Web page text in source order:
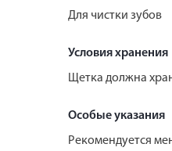
Для чистки зубов
Условия хранения
Щетка должна
Особые указания
Рекомендуется